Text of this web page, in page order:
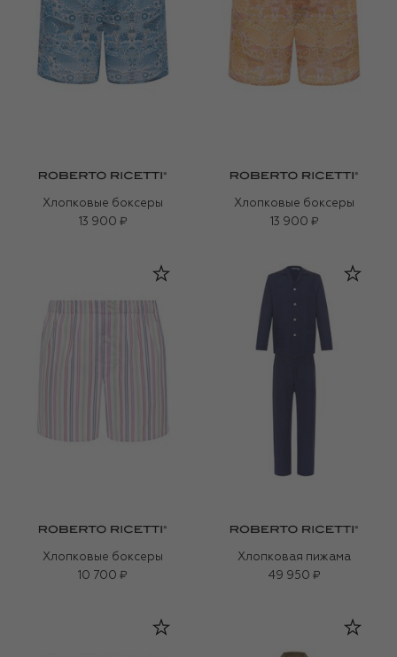
Хлопковые боксеры
13 900 ₽
Хлопковые боксеры
13 900 ₽
Хлопковые боксеры
10 700 ₽
Хлопковая пижама
49 950 ₽